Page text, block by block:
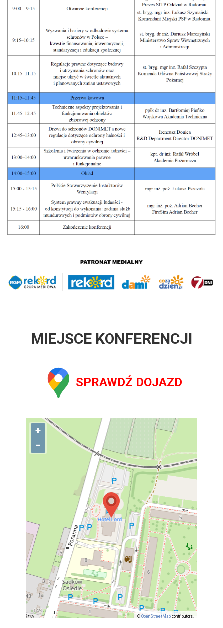
MIEJSCE KONFERENCJI
SPRAWDŹ DOJAZD
+
−
©OpenStreetMap contributors.